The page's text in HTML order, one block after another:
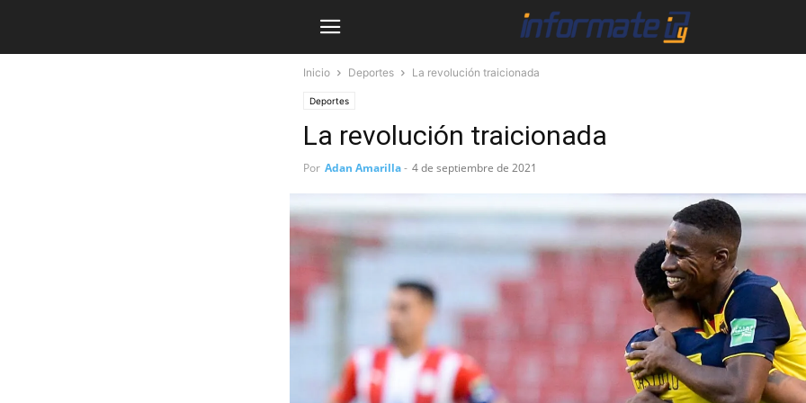
Inicio Deportes La revolución traicionada
Deportes
La revolución traicionada
Por Adan Amarilla- 4 de septiembre de 2021